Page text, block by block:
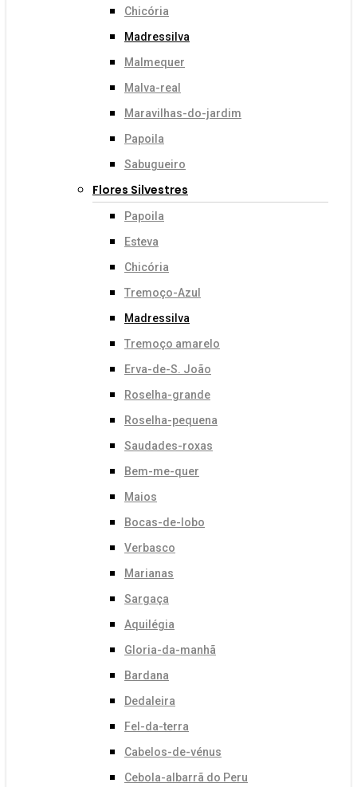
Chicória
Madressilva
Malmequer
Malva-real
Maravilhas-do-jardim
Papoila
Sabugueiro
Flores Silvestres
Papoila
Esteva
Chicória
Tremoço-Azul
Madressilva
Tremoço amarelo
Erva-de-S. João
Roselha-grande
Roselha-pequena
Saudades-roxas
Bem-me-quer
Maios
Bocas-de-lobo
Verbasco
Marianas
Sargaça
Aquilégia
Gloria-da-manhã
Bardana
Dedaleira
Fel-da-terra
Cabelos-de-vénus
Cebola-albarrã do Peru